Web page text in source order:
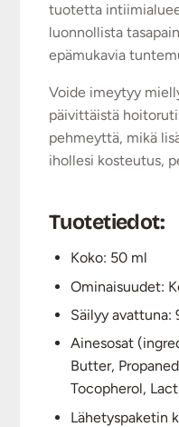
tuotetta
luonnollista
epämukavia
Voide imeytyy
päivittäistä
pehmeyttä, mikä
ihollesi kosteutus,
Tuotetiedot:
Koko: 50 ml
Ominaisuudet:
Säilyy avattuna:
Ainesosat
Butter,
Tocopherol,
Lähetyspaketin